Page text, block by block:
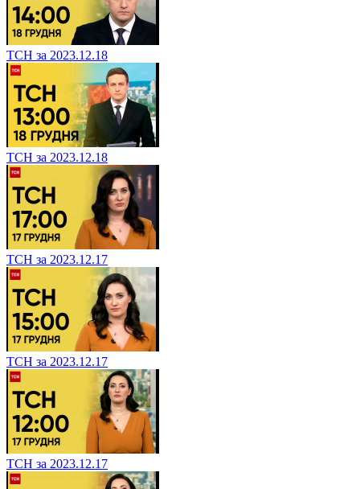
ТСН за 2023.12.18
ТСН за 2023.12.18
ТСН за 2023.12.17
ТСН за 2023.12.17
ТСН за 2023.12.17